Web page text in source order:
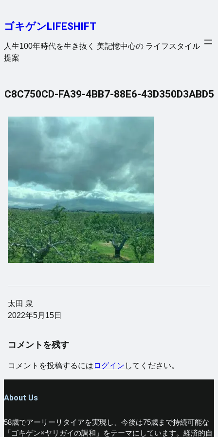
を
ス
キ
ゴキゲンLIFESHIFT
人生100年時代を生き抜く 美記憶中心の ライフスタイル
提案
C8C750CD-FA39-4BB7-88E6-43D350D3ABD5
太田 泉
2022年5月15日
コメントを残す
コメントを投稿するには ログイン してください。
About Us
58歳でアーリーリタイアを実現し、今後は75歳まで持続可能な
「ゴキゲン×ヤリガイの調和」をテーマにしています。経済的自